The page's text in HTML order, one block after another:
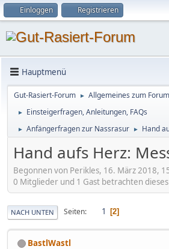
Einloggen Registrieren
Hauptmenü
Gut-Rasiert-Forum ► Allgemeines zum Forum
► Einsteigerfragen, Anleitungen, FAQs
► Anfängerfragen zur Nassrasur ► Hand
Hand aufs Herz:
Begonnen von Perikles, 16. März 2018,
0 Mitglieder und 1 Gast betrachten
NACH UNTEN Seiten 1 2
BastlWastl